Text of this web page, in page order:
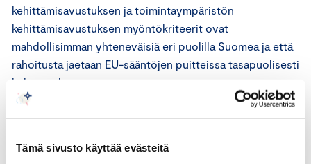
Tämä sivusto käyttää evästeitä
kehittämisavustuksen ja toimintaympäristön
kehittämisavustuksen myöntökriteerit ovat
mahdollisimman yhteneväisiä eri puolilla Suomea ja että
rahoitusta jaetaan EU-sääntöjen puitteissa tasapuolisesti
koko maahan.
Lakiluonnos määrittelee sääntelyn päälinjat selkeästi,
yksityiskohtia päätettäväksi asetustasolla.